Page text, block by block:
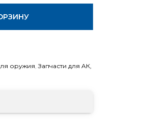
оружия,Запчасти для АК,